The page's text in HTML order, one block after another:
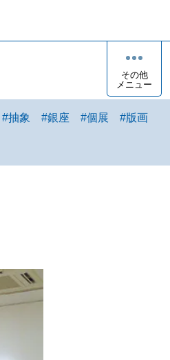
その他
メニュー
#抽象 #銀座 #個展 #版画